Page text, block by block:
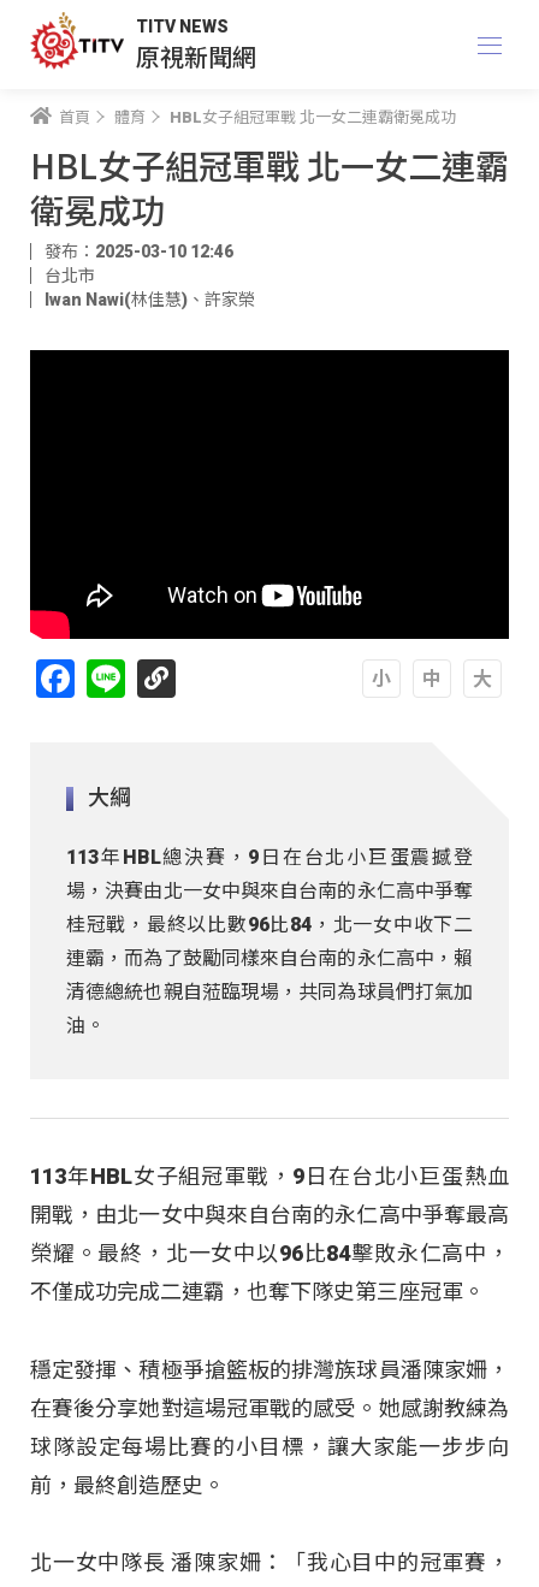
TITV NEWS
原視新聞網
首頁 體育 HBL女子組冠軍戰 北一女二連霸衛冕成功
HBL女子組冠軍戰 北一女二連霸
衛冕成功
發布：2025-03-10 12:46
台北市
Iwan Nawi(林佳慧) 、 許家榮
Facebook
Line
大綱
113年HBL總決賽，9日在台北小巨蛋震撼登
場，決賽由北一女中與來自台南的永仁高中爭奪
桂冠戰，最終以比數96比84，北一女中收下二
連霸，而為了鼓勵同樣來自台南的永仁高中，賴
清德總統也親自蒞臨現場，共同為球員們打氣加
油。
113年HBL女子組冠軍戰，9日在台北小巨蛋熱血
開戰，由北一女中與來自台南的永仁高中爭奪最高
榮耀。最終，北一女中以96比84擊敗永仁高中，
不僅成功完成二連霸，也奪下隊史第三座冠軍。
穩定發揮、積極爭搶籃板的排灣族球員潘陳家姍，
在賽後分享她對這場冠軍戰的感受。她感謝教練為
球隊設定每場比賽的小目標，讓大家能一步步向
前，最終創造歷史。
北一女中隊長 潘陳家姍：「我心目中的冠軍賽，